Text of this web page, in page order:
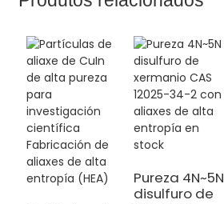
Pureza 4N~5N
disulfuro de